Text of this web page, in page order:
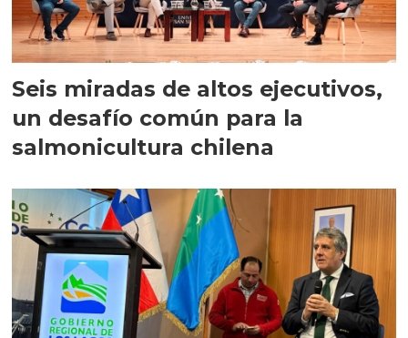
Seis miradas de altos ejecutivos,
un desafío común para la
salmonicultura chilena